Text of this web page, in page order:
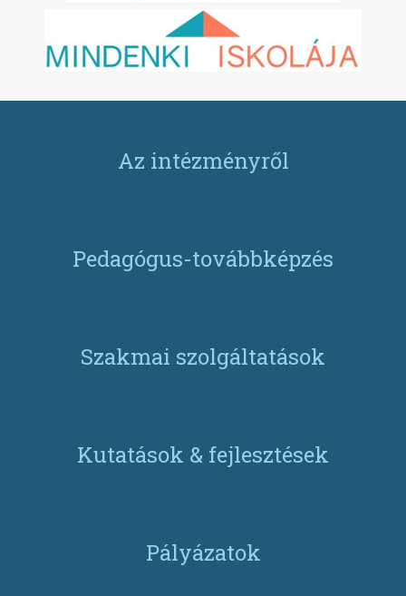
Az intézményről
Pedagógus-továbbképzés
Szakmai szolgáltatások
Kutatások & fejlesztések
Pályázatok